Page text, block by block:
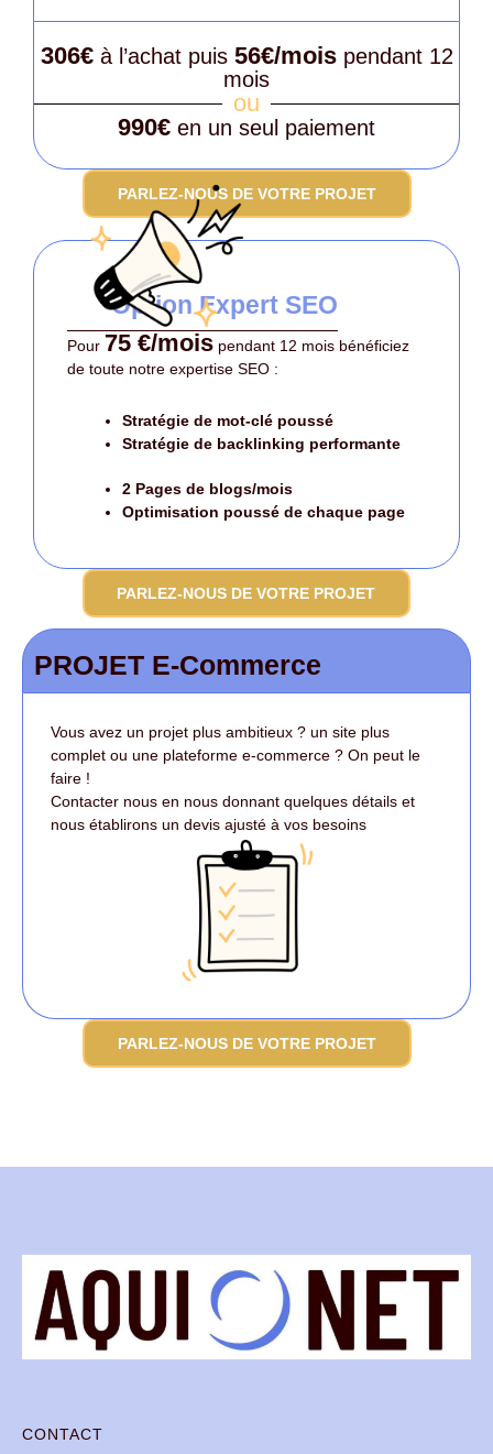
306€ à l’achat puis 56€/mois pendant 12
mois
ou
990€ en un seul paiement
PARLEZ-NOUS DE VOTRE PROJET
Option Expert SEO
Pour 75 €/mois pendant 12 mois bénéficiez
de toute notre expertise SEO :
Stratégie de mot-clé poussé
Stratégie de backlinking performante
2 Pages de blogs/mois
Optimisation poussé de chaque page
PARLEZ-NOUS DE VOTRE PROJET
PROJET E-Commerce
Vous avez un projet plus ambitieux ? un site plus
complet ou une plateforme e-commerce ? On peut le
faire !
Contacter nous en nous donnant quelques détails et
nous établirons un devis ajusté à vos besoins
PARLEZ-NOUS DE VOTRE PROJET
CONTACT